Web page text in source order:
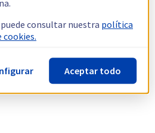
consultar nuestra política
cookies.
Aceptar todo